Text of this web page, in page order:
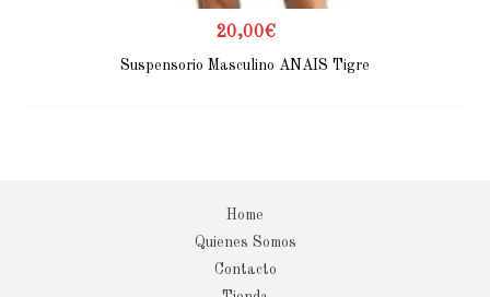
20,00€
Suspensorio Masculino ANAIS Tigre
Home
Quienes Somos
Contacto